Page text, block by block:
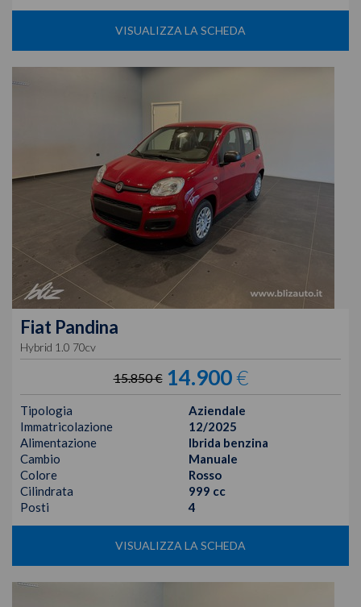
VISUALIZZA LA SCHEDA
Fiat Pandina
Hybrid 1.0 70cv
15.850 € 14.900€
Tipologia
Aziendale
Immatricolazione
12/2025
Alimentazione
Ibrida benzina
Cambio
Manuale
Colore
Rosso
Cilindrata
999 cc
Posti
4
VISUALIZZA LA SCHEDA